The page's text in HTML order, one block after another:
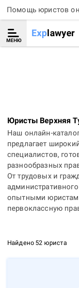
Помощь юристов
МЕНЮ
Explawyer
Юристы Верхняя
Наш онлайн-
предлагает
специалистов,
разнообразных
От трудовых и
опытными
первоклассную
Найдено 52 юриста